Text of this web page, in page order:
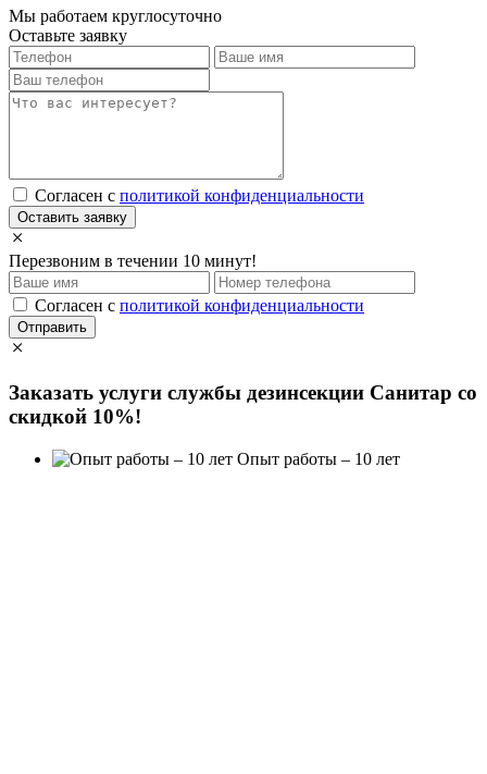
Мы работаем круглосуточно
Оставьте заявку
Cогласен с политикой конфиденциальности
Оставить заявку
Перезвоним в течении 10 минут!
Cогласен с политикой конфиденциальности
Отправить
Заказать услуги службы дезинсекции Санитар со
скидкой 10%!
Опыт работы – 10 лет